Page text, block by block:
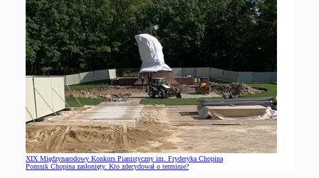
XIX Międzynarodowy Konkurs Pianistyczny im. Fryderyka Chopina
Pomnik Chopina zasłonięty. Kto zdecydował o terminie?